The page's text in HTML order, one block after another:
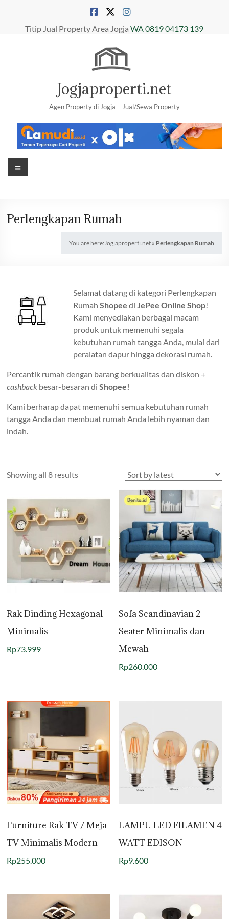
contentTitip Jual Property Area JogjaWA 0819 04173 139
Jogjaproperti.net
Agen Property di Jogja – Jual/Sewa Property
Menu
Perlengkapan Rumah
You are here: Jogjaproperti.net» Perlengkapan Rumah
Selamat datang di kategori Perlengkapan
RumahShopee di JePee Online Shop!
Kami menyediakan berbagai macam
produk untuk memenuhi segala
kebutuhan rumah tangga Anda, mulai dari
peralatan dapur hingga dekorasi rumah.
Percantik rumah dengan barang berkualitas dan diskon +
cashback besar-besaran diShopee!
Kami berharap dapat memenuhi semua kebutuhan rumah
tangga Anda dan membuat rumah Anda lebih nyaman dan
indah.
Showing all 8 results
latest
Rak Dinding Hexagonal
Minimalis
Rp73.999
Sofa Scandinavian 2
Seater Minimalis dan
Mewah
Rp260.000
Furniture Rak TV / Meja
TV Minimalis Modern
Rp255.000
LAMPU LED FILAMEN 4
WATT EDISON
Rp9.600